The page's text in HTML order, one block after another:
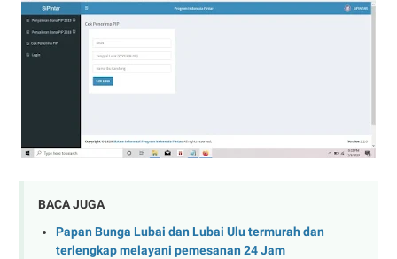
BACA JUGA
Papan Bunga Lubai dan Lubai Ulu termurah dan
terlengkap melayani pemesanan 24 Jam